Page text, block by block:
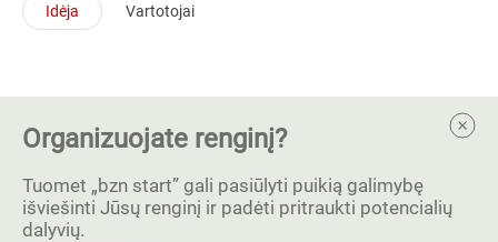
Idėja Vartotojai
Organizuojate renginį?
Tuomet „bzn start” gali pasiūlyti puikią galimybę
išviešinti Jūsų renginį ir padėti pritraukti potencialių
dalyvių.